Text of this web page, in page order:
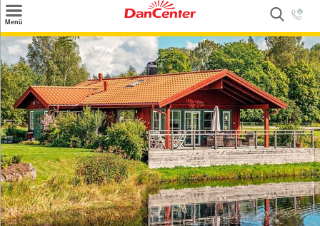
Menü
Suchen
Urlaubsziele
Weitere Urlaubsziele
Angebote
Inspiration
Kontakt
Gut zu wissen